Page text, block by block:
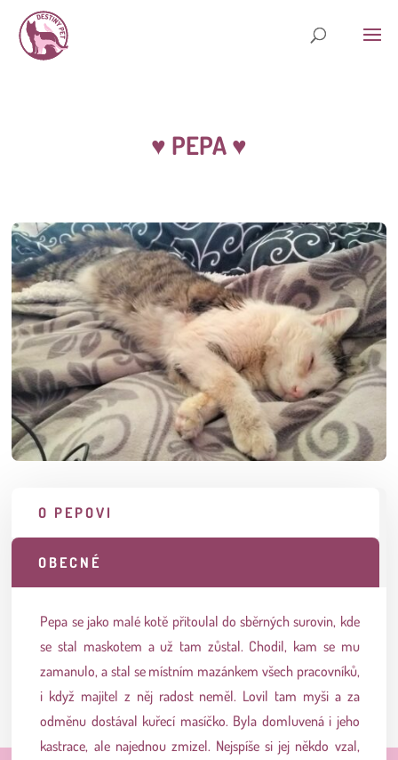
♥ PEPA♥
O PEPOVI
OBECNÉ
Pepa se jako malé kotě přitoulal do sběrných surovin, kde
se stal maskotem a už tam zůstal. Chodil, kam se mu
zamanulo, a stal se místním mazánkem všech pracovníků,
i když majitel z něj radost neměl. Lovil tam myši a za
odměnu dostával kuřecí masíčko. Byla domluvená i jeho
kastrace, ale najednou zmizel. Nejspíše si jej někdo vzal,